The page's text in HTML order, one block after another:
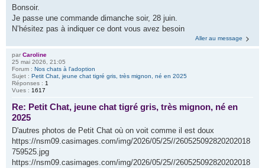
Bonsoir.
Je passe une commande dimanche soir, 28 juin.
N’hésitez pas à indiquer ce dont vous avez besoin
Aller au message
par Caroline
25 mai 2026, 21:05
Forum : Nos chats à l'adoption
Sujet : Petit Chat, jeune chat tigré gris, très mignon, né en 2025
Réponses : 1
Vues : 1617
Re: Petit Chat, jeune chat tigré gris, très mignon, né en
2025
D'autres photos de Petit Chat où on voit comme il est doux
https://nsm09.casimages.com/img/2026/05/25//260525092820202018
759525.jpg
https://nsm09.casimages.com/img/2026/05/25//260525092820202018